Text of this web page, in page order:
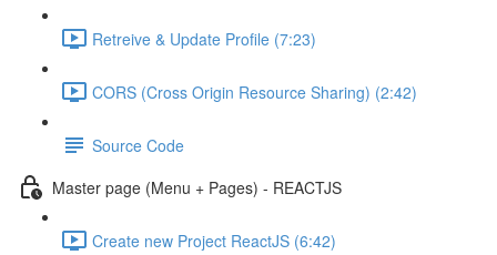
Retreive & Update Profile (7:23)
CORS (Cross Origin Resource Sharing) (2:42)
Source Code
Master page (Menu + Pages) - REACTJS
Create new Project ReactJS (6:42)